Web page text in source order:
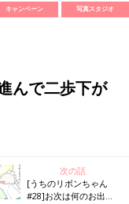
キャンペーン 写真スタジオ
んで二歩下が
次の話
[うちのリボンちゃん
#28]お次は何のお出ま